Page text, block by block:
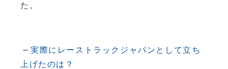
た。
実際にレーストラックジャパンとして立ち
上げたのは？